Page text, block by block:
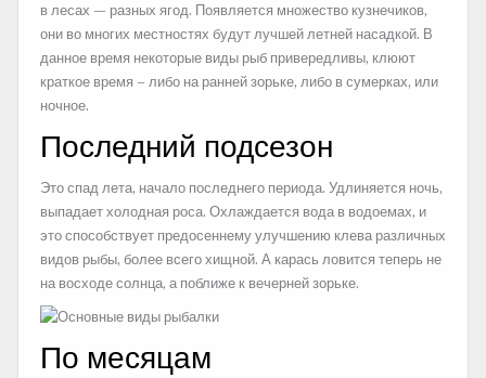
в лесах — разных ягод. Появляется множество кузнечиков,
они во многих местностях будут лучшей летней насадкой. В
данное время некоторые виды рыб привередливы, клюют
краткое время – либо на ранней зорьке, либо в сумерках, или
ночное.
Последний подсезон
Это спад лета, начало последнего периода. Удлиняется ночь,
выпадает холодная роса. Охлаждается вода в водоемах, и
это способствует предосеннему улучшению клева различных
видов рыбы, более всего хищной. А карась ловится теперь не
на восходе солнца, а поближе к вечерней зорьке.
По месяцам